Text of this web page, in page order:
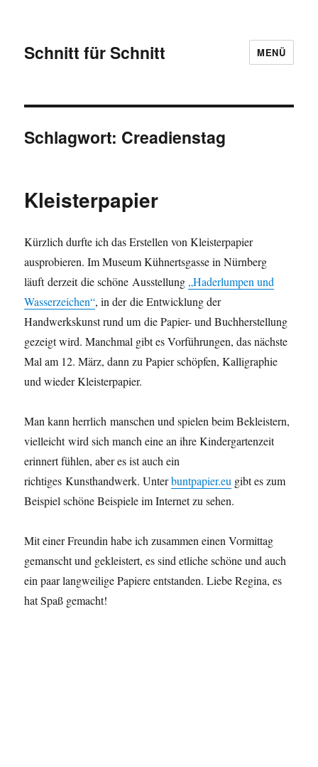
Schnitt für Schnitt MENÜ
Schlagwort: Creadienstag
Kleisterpapier
Kürzlich durfte ich das Erstellen von Kleisterpapier
ausprobieren. Im Museum Kühnertsgasse in Nürnberg
läuft derzeit die schöne Ausstellung „Haderlumpen und
Wasserzeichen“, in der die Entwicklung der
Handwerkskunst rund um die Papier- und Buchherstellung
gezeigt wird. Manchmal gibt es Vorführungen, das nächste
Mal am 12. März, dann zu Papier schöpfen, Kalligraphie
und wieder Kleisterpapier.
Man kann herrlich manschen und spielen beim Bekleistern,
vielleicht wird sich manch eine an ihre Kindergartenzeit
erinnert fühlen, aber es ist auch ein
richtiges Kunsthandwerk. Unterbuntpapier.eu gibt es zum
Beispiel schöne Beispiele im Internet zu sehen.
Mit einer Freundin habe ich zusammen einen Vormittag
gemanscht und gekleistert, es sind etliche schöne und auch
ein paar langweilige Papiere entstanden. Liebe Regina, es
hat Spaß gemacht!